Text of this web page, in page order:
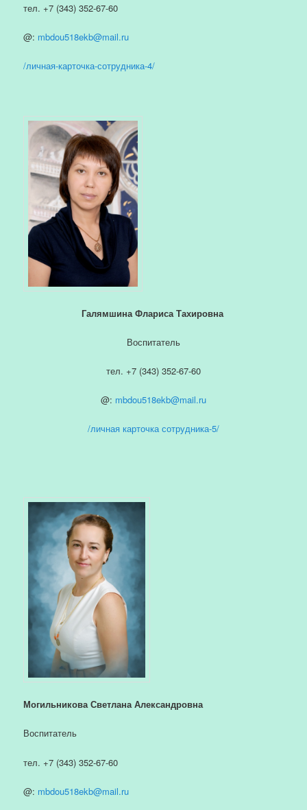
тел. +7 (343) 352-67-60
@: mbdou518ekb@mail.ru
/личная-карточка-сотрудника-4/
Галямшина Флариса Тахировна
Воспитатель
тел. +7 (343) 352-67-60
@: mbdou518ekb@mail.ru
/личная карточка сотрудника-5/
Могильникова Светлана Александровна
Воспитатель
тел. +7 (343) 352-67-60
@: mbdou518ekb@mail.ru